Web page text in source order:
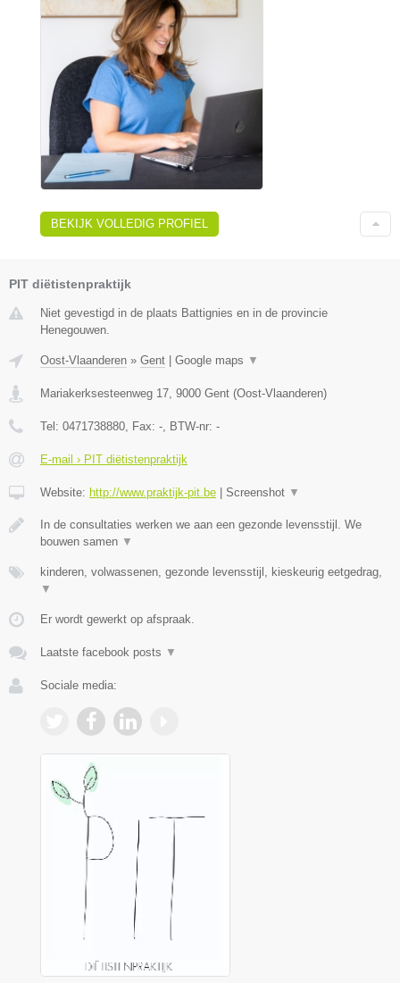
BEKIJK VOLLEDIG PROFIEL
PIT diëtistenpraktijk
Niet gevestigd in de plaats Battignies en in de provincie
Henegouwen.
Oost-Vlaanderen » Gent Google maps ▼
Mariakerksesteenweg 17, 9000 Gent (Oost-Vlaanderen)
Tel: 0471738880, Fax: -, BTW-nr: -
E-mail › PIT diëtistenpraktijk
Website: http://www.praktijk-pit.be Screenshot ▼
In de consultaties werken we aan een gezonde levensstijl. We
bouwen samen ▼
kinderen, volwassenen, gezonde levensstijl, kieskeurig eetgedrag,
▼
Er wordt gewerkt op afspraak.
Laatste facebook posts ▼
Sociale media: